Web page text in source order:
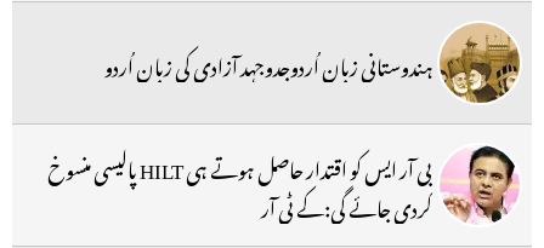
ہندوستانی زبان اُردوجدوجہد آزادی کی زبان اُردو
بی آر ایس کو اقتدار حاصل ہوتے ہی HILT پالیسی منسوخ
کردی جائے گی:کے ٹی آر